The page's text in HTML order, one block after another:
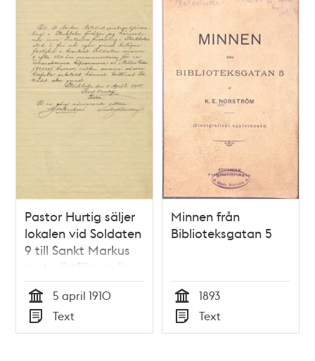
Pastor Hurtig säljer
lokalen vid Soldaten
9 till Sankt Markus
metodistförsamling
1910
Tid
5 april 1910
Typ
Text
Minnen från
Biblioteksgatan 5
Tid
1893
Typ
Text